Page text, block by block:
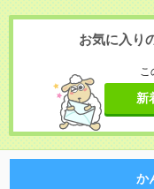
お気に入り
こ
新
か